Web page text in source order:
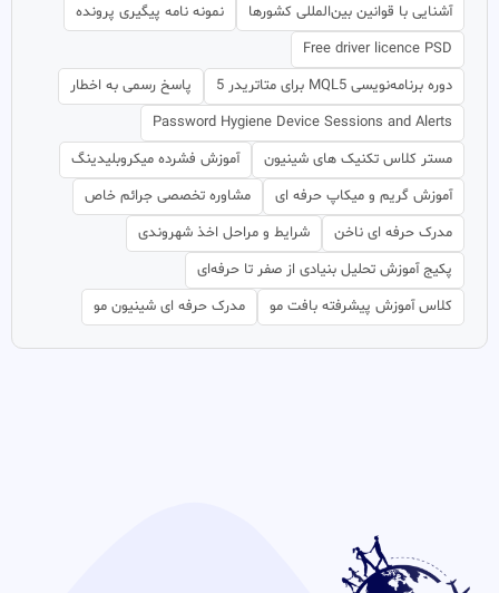
آشنایی با قوانین بین‌المللی کشورها
نمونه نامه پیگیری پرونده
Free driver licence PSD
دوره برنامه‌نویسی MQL5 برای متاتریدر 5
پاسخ رسمی به اخطار
Password Hygiene Device Sessions and Alerts
مستر کلاس تکنیک های شینیون
آموزش فشرده میکروبلیدینگ
آموزش گریم و میکاپ حرفه ای
مشاوره تخصصی جرائم خاص
مدرک حرفه ای ناخن
شرایط و مراحل اخذ شهروندی
پکیج آموزش تحلیل بنیادی از صفر تا حرفه‌ای
کلاس آموزش پیشرفته بافت مو
مدرک حرفه ای شینیون مو